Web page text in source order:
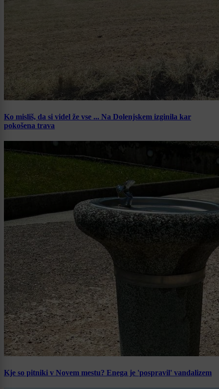
Ko misliš, da si videl že vse ... Na Dolenjskem izginila kar
pokošena trava
Kje so pitniki v Novem mestu? Enega je 'pospravil' vandalizem